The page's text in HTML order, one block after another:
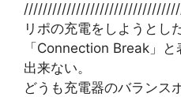
リポの充電をしようとし
「Connection Break」
出来ない。
どうも充電器のバランス